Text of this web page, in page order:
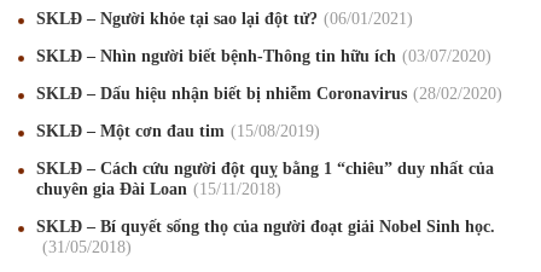
SKLĐ – Người khỏe tại sao lại đột tử? 06/01/2021
SKLĐ – Nhìn người biết bệnh-Thông tin hữu ích 03/07/2020
SKLĐ – Dấu hiệu nhận biết bị nhiễm Coronavirus 28/02/2020
SKLĐ – Một cơn đau tim 15/08/2019
SKLĐ – Cách cứu người đột quỵ bằng 1 “chiêu” duy nhất của
chuyên gia Đài Loan
15/11/2018
SKLĐ – Bí quyết sống thọ của người đoạt giải Nobel Sinh học.
31/05/2018
Chúc mừng Giáng sinh và Năm mới 2020
Mừng Xuân Kỷ Hợi 2019 03/02/2019
Chúc mừng Giáng sinh và Năm mới 2019 22 /12/2018